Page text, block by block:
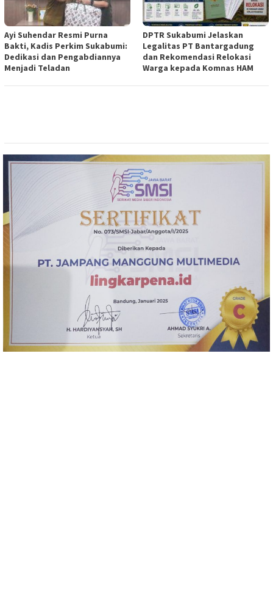
Ayi Suhendar Resmi Purna
Bakti, Kadis Perkim Sukabumi:
Dedikasi dan Pengabdiannya
Menjadi Teladan
DPTR Sukabumi Jelaskan
Legalitas PT Bantargadung
dan Rekomendasi Relokasi
Warga kepada Komnas HAM